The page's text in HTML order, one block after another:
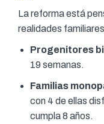
La reforma está
realidades
Progenitores
19 semanas.
Familias
con 4 de ellas
cumpla 8 años.